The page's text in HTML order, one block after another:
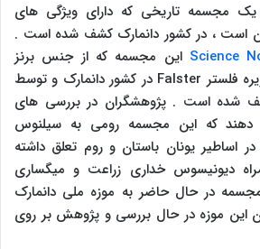
یک مجسمه تاریخی که دارای ویژگی های
است ، در کشور دانمارک کشف شده است .
Science این مجسمه که از جنس برنز
فلستر Falster در کشور دانمارک و توسط
شده است . پژوهشگران در بررسی های
دهند که این مجسمه رومی به سیلنوس
اساطیر یونان باستان و روم تعلق داشته
دیونیسوس خداری زراعت و میگساری
در حال حاضر به موزه ملی دانمارک
موزه در حال بررسی و پژوهش بر روی